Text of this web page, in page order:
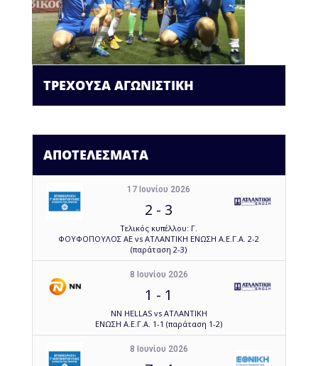
ΤΡΕΧΟΥΣΑ ΑΓΩΝΙΣΤΙΚΗ
ΑΠΟΤΕΛΕΣΜΑΤΑ
17 Ιουνίου 2026
2 - 3
Τελικός κυπέλλου: Γ.
ΦΟΥΦΟΠΟΥΛΟΣ ΑΕ vs ΑΤΛΑΝΤΙΚΗ ΕΝΩΣΗ Α.Ε.Γ.Α. 2-2
(παράταση 2-3)
8 Ιουνίου 2026
1 - 1
NN HELLAS vs ΑΤΛΑΝΤΙΚΗ
ΕΝΩΣΗ Α.Ε.Γ.Α. 1-1 (παράταση 1-2)
8 Ιουνίου 2026